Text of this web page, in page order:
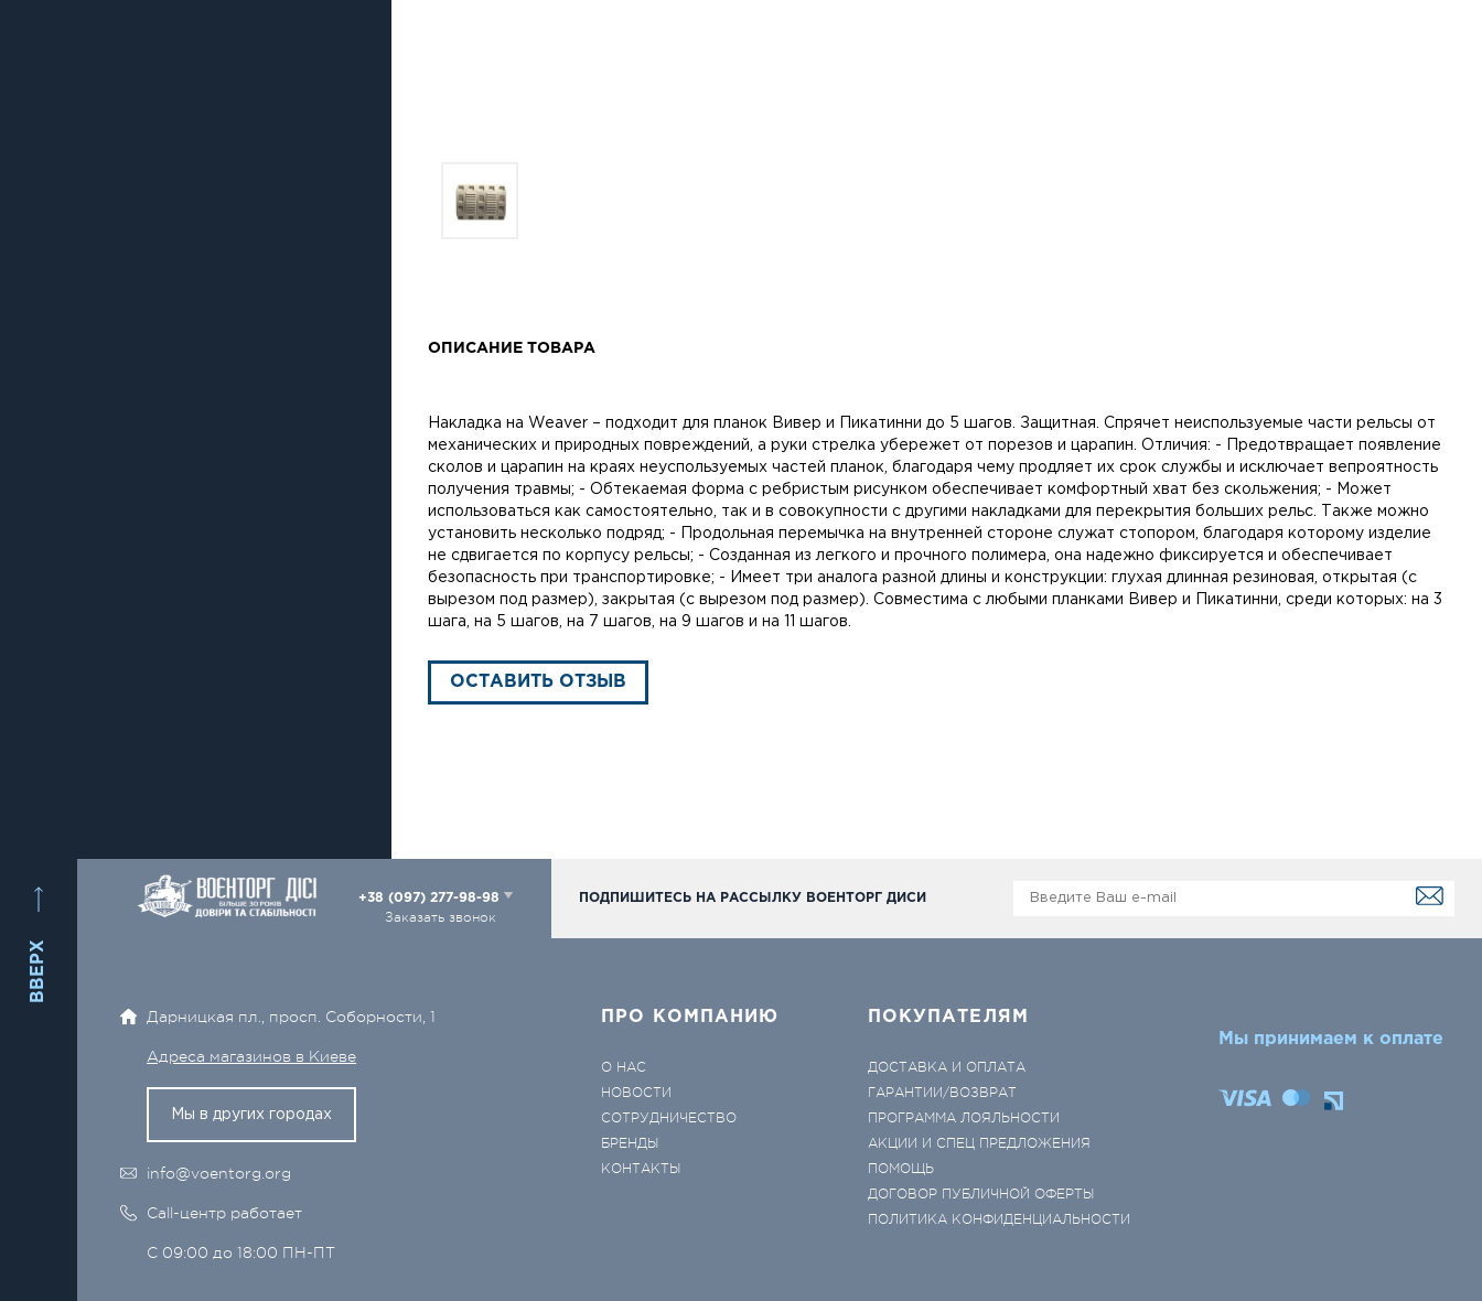
ОПИСАНИЕ ТОВАРА
Накладка на Weaver – подходит для планок Вивер и Пикатинни до 5 шагов. Защитная. Спрячет неиспользуемые части рельсы от
механических и природных повреждений, а руки стрелка убережет от порезов и царапин. Отличия: - Предотвращает появление
сколов и царапин на краях неуспользуемых частей планок, благодаря чему продляет их срок службы и исключает вепроятность
получения травмы; - Обтекаемая форма с ребристым рисунком обеспечивает комфортный хват без скольжения; - Может
использоваться как самостоятельно, так и в совокупности с другими накладками для перекрытия больших рельс. Также можно
установить несколько подряд; - Продольная перемычка на внутренней стороне служат стопором, благодаря которому изделие
не сдвигается по корпусу рельсы; - Созданная из легкого и прочного полимера, она надежно фиксируется и обеспечивает
безопасность при транспортировке; - Имеет три аналога разной длины и конструкции: глухая длинная резиновая, открытая (с
вырезом под размер), закрытая (с вырезом под размер). Совместима с любыми планками Вивер и Пикатинни, среди которых: на 3
шага, на 5 шагов, на 7 шагов, на 9 шагов и на 11 шагов.
ОСТАВИТЬ ОТЗЫВ
ВВЕРХ
+38 (097) 277-98-98
Заказать звонок
ПОДПИШИТЕСЬ НА РАССЫЛКУ ВОЕНТОРГ ДИСИ
Дарницкая пл., просп. Соборности, 1
Адреса магазинов в Киеве
Мы в других городах
info@voentorg.org
Call-центр работает
С 09:00 до 18:00 ПН-ПТ
ПРО КОМПАНИЮ
О НАС
НОВОСТИ
СОТРУДНИЧЕСТВО
БРЕНДЫ
КОНТАКТЫ
ПОКУПАТЕЛЯМ
ДОСТАВКА И ОПЛАТА
ГАРАНТИИ/ВОЗВРАТ
ПРОГРАММА ЛОЯЛЬНОСТИ
АКЦИИ И СПЕЦ ПРЕДЛОЖЕНИЯ
ПОМОЩЬ
ДОГОВОР ПУБЛИЧНОЙ ОФЕРТЫ
ПОЛИТИКА КОНФИДЕНЦИАЛЬНОСТИ
Мы принимаем к оплате